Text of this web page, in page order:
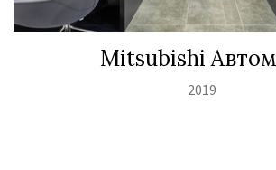
Mitsubishi
2019